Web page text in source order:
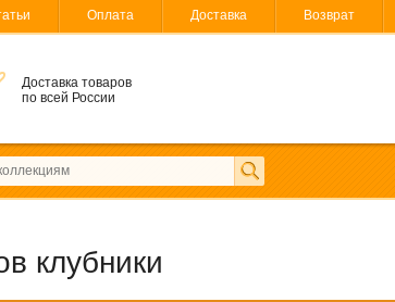
Оплата Доставка Возврат
Доставка товаров
по всей России
клубники